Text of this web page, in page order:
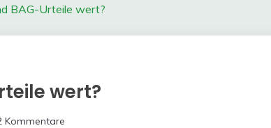
BAG-Urteile wert?
wert?
Kommentare